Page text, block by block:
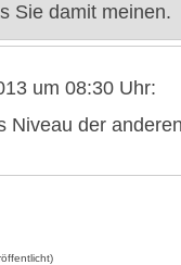
Sie damit meinen.
um 08:30 Uhr:
Niveau der